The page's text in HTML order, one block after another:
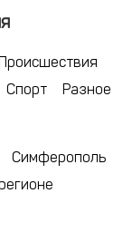
Происшествия
Спорт Разное
Симферополь